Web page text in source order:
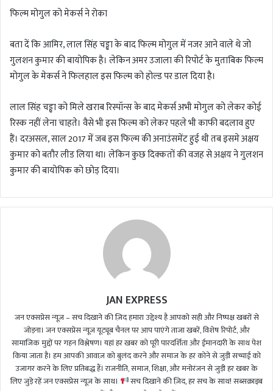
फिल्म मोगुल को मेकर्स ने रोका
बता दें कि आमिर, लाल सिंह चड्ढा के बाद फिल्म मोगुल में नजर आने वाले थे जो
गुलशन कुमार की बायोपिक है। लेकिन अमर उजाला की रिपोर्ट के मुताबिक फिल्म
मोगुल के मेकर्स ने फिलहाल इस फिल्म को होल्ड पर डाल दिया है।
लाल सिंह चड्ढा को मिले खराब रिस्पॉन्स के बाद मेकर्स अभी मोगुल को लेकर कोई
रिस्क नहीं लेना चाहते। वैसे भी इस फिल्म को लेकर पहले भी काफी बदलाव हुए
हैं। दरअसल, साल 2017 में जब इस फिल्म की अनाउंसमेंट हुई थी तब इसमे अक्षय
कुमार को बतौर लीड लिया था। लेकिन कुछ दिक्कतों की वजह से अक्षय ने गुलशन
कुमार की बायोपिक को छोड़ दिया।
JAN EXPRESS
जन एक्सप्रेस न्यूज़ – सच दिखाने की ज़िद हमारा उद्देश्य है आपको सही और निष्पक्ष खबरों से
जोड़ना। जन एक्सप्रेस न्यूज़ यूट्यूब चैनल पर आप पाएंगे ताजा खबरें, विशेष रिपोर्ट, और
सामाजिक मुद्दों पर गहन विश्लेषण। यहां हर खबर को पूरी पारदर्शिता और ईमानदारी के साथ पेश
किया जाता है। हम आपकी आवाज़ को बुलंद करने और समाज के हर कोने से जुड़ी सच्चाई को
उजागर करने के लिए प्रतिबद्ध हैं। राजनीति, समाज, शिक्षा, और मनोरंजन से जुड़ी हर खबर के
लिए जुड़े रहें जन एक्सप्रेस न्यूज़ के साथ।
सच दिखाने की ज़िद, हर सच के साथ! सब्सक्राइब